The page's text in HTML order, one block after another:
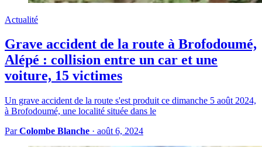
Actualité
Grave accident de la route à Brofodoumé,
Alépé : collision entre un car et une
voiture, 15 victimes
Un grave accident de la route s'est produit ce dimanche 5 août 2024,
à Brofodoumé, une localité située dans le
ParColombe Blanche · août 6, 2024